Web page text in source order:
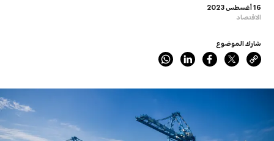
16 أغسطس 2023
الاقتصاد
شارك الموضوع